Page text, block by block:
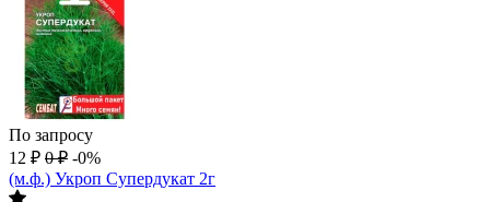
По запросу
12 ₽ 0 ₽ -0%
(м.ф.) Укроп Супердукат 2г